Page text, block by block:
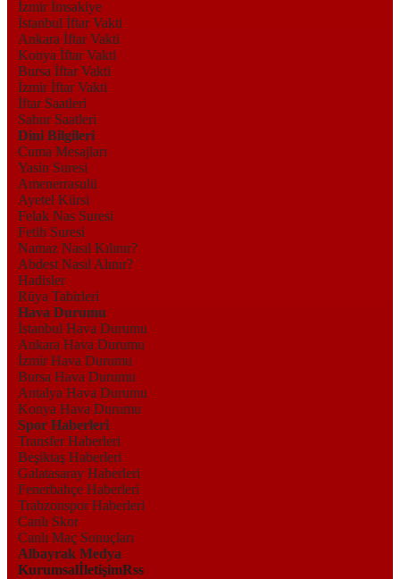
İzmir İmsakiye
İstanbul İftar Vakti
Ankara İftar Vakti
Konya İftar Vakti
Bursa İftar Vakti
İzmir İftar Vakti
İftar Saatleri
Sahur Saatleri
Dini Bilgileri
Cuma Mesajları
Yasin Suresi
Amenerrasulü
Ayetel Kürsi
Felak Nas Suresi
Fetih Suresi
Namaz Nasıl Kılınır?
Abdest Nasıl Alınır?
Hadisler
Rüya Tabirleri
Hava Durumu
İstanbul Hava Durumu
Ankara Hava Durumu
İzmir Hava Durumu
Bursa Hava Durumu
Antalya Hava Durumu
Konya Hava Durumu
Spor Haberleri
Transfer Haberleri
Beşiktaş Haberleri
Galatasaray Haberleri
Fenerbahçe Haberleri
Trabzonspor Haberleri
Canlı Skor
Canlı Maç Sonuçları
Albayrak Medya
KurumsalİletişimRss